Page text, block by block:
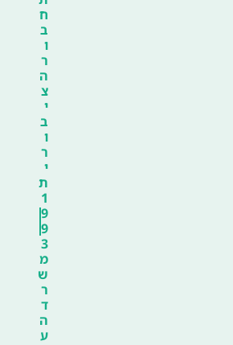
ח
ב
ו
ר
ה
צ
י
ב
ו
ר
י
ת
1
9
9
3
מ
ש
ר
ד
ה
ע